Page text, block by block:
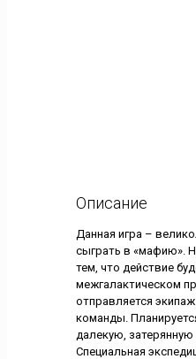
Описание
Данная игра –
сыграть в «мафию».
тем, что действие
межгалактическом
отправляется
команды.
далекую,
Специальная